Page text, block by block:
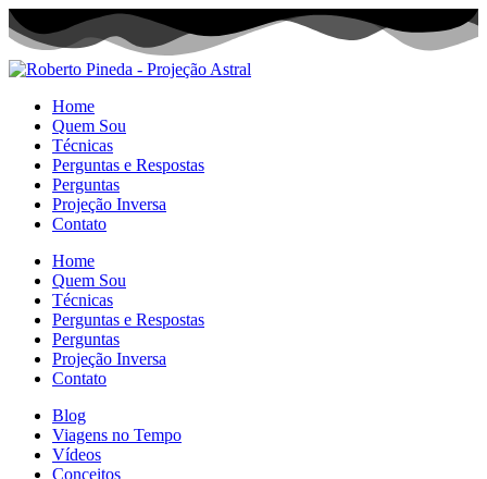
Home
Quem Sou
Técnicas
Perguntas e Respostas
Perguntas
Projeção Inversa
Contato
Home
Quem Sou
Técnicas
Perguntas e Respostas
Perguntas
Projeção Inversa
Contato
Blog
Viagens no Tempo
Vídeos
Conceitos